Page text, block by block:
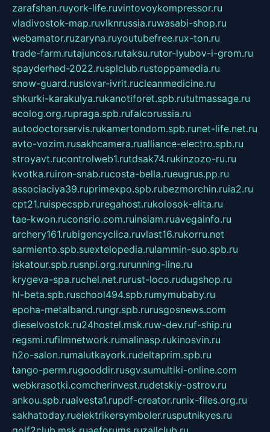
zarafshan.ruyork-life.ruvintovoykompressor.ru
vladivostok-map.ruvlknrussia.ruwasabi-shop.ru
webamator.ruzaryna.ruyoutubefree.rux-ton.ru
trade-farm.rutajuncos.rutaksu.rutor-lyubov-i-grom.ru
spayderhed-2022.rusplclub.rustoppamedia.ru
snow-guard.ruslovar-ivrit.rucleanmedicine.ru
shkurki-karakulya.rukanotiforet.spb.rututmassage.ru
ecolog.org.rupraga.spb.rufalcorussia.ru
autodoctorservis.rukamertondom.spb.runet-life.net.ru
avto-vozim.rusakhcamera.rualliance-electro.spb.ru
stroyavt.rucontrolweb1.rutdsak74.rukinzozo-ru.ru
kvotka.ruiron-snab.rucosta-bella.rueugrus.pp.ru
associaciya39.ruprimexpo.spb.rubezmorchin.ruia2.ru
cpt21.ruispecspb.ruregahost.rukolosok-elita.ru
tae-kwon.ruconsrio.com.ruinsiam.ruavegainfo.ru
archery161.rubigencyclica.ruvlast16.rukorru.net
sarmiento.spb.suextelopedia.rulammin-suo.spb.ru
iskatour.spb.rusnpi.org.rurunning-line.ru
krygeva-spa.ruchel.net.rurust-loco.rudugshop.ru
hl-beta.spb.ruschool494.spb.rumymubaby.ru
epoha-metalband.rungr.spb.rurusgosnews.com
dieselvostok.ru24hostel.msk.ruw-dev.ruf-ship.ru
regsmi.rufilmnetwork.rumalinasp.rukinosvin.ru
h2o-salon.rumalutkayork.rudeltaprim.spb.ru
tango-perm.rugooddir.rusgv.sumultiki-online.com
webkrasotki.comcherinvest.rudetskiy-ostrov.ru
ankou.spb.rualvesta1.rupdf-creator.runix-files.org.ru
sakhatoday.ruelektrikersymboler.rusputnikyes.ru